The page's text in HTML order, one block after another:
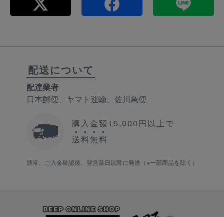
配送について
配達業者
日本郵便、ヤマト運輸、佐川急便
購入金額15,000円以上で
送料無料
通常、ご入金確認後、翌営業日以降に発送（※一部商品を除く）